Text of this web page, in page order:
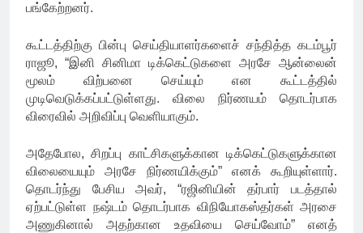
பங்கேற்றனர்.
கூட்டத்திற்கு பின்பு செய்தியாளர்களைச் சந்தித்த கடம்பூர்
ராஜூ, “இனி சினிமா டிக்கெட்டுகளை அரசே ஆன்லைன்
மூலம் விற்பனை செய்யும் என கூட்டத்தில்
முடிவெடுக்கப்பட்டுள்ளது. விலை நிர்ணயம் தொடர்பாக
விரைவில் அறிவிப்பு வெளியாகும்.
அதேபோல, சிறப்பு காட்சிகளுக்கான டிக்கெட்டுகளுக்கான
விலையையும் அரசே நிர்ணயிக்கும்” எனக் கூறியுள்ளார்.
தொடர்ந்து பேசிய அவர், “ரஜினியின் தர்பார் படத்தால்
ஏற்பட்டுள்ள நஷ்டம் தொடர்பாக விநியோகஸ்தர்கள் அரசை
அணுகினால் அதற்கான உதவியை செய்வோம்” எனத்